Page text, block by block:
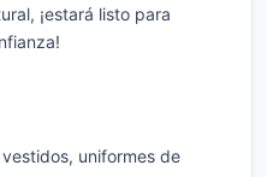
¡estará listo para
uniformes de